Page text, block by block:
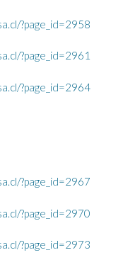
?page_id=2958
?page_id=2961
?page_id=2964
?page_id=2967
?page_id=2970
?page_id=2973